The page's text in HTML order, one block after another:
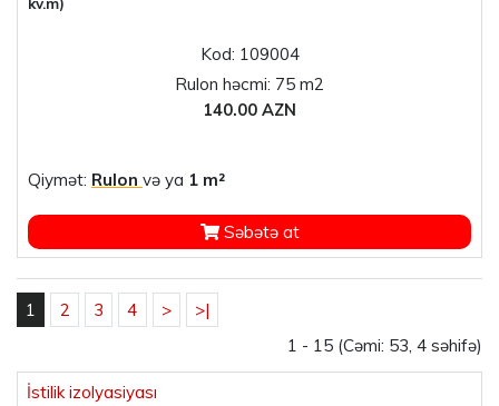
Kod: 109004
Rulon həcmi: 75 m2
140.00 AZN
Qiymət: Rulon və ya 1 m²
Səbətə at
1 2 3 4 >
>|
1 - 15 (Cəmi: 53, 4 səhifə)
İstilik izolyasiyası